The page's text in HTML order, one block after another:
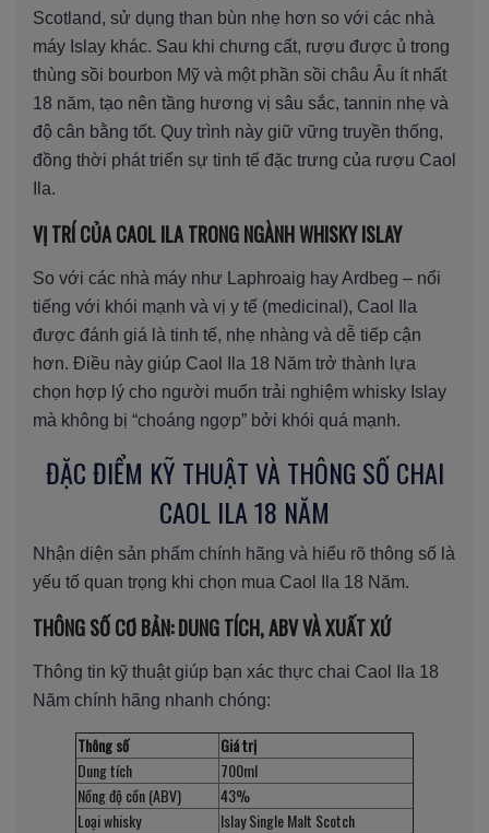
Scotland, sử dụng than bùn nhẹ hơn so với các nhà
máy Islay khác. Sau khi chưng cất, rượu được ủ trong
thùng sồi bourbon Mỹ và một phần sồi châu Âu ít nhất
18 năm, tạo nên tầng hương vị sâu sắc, tannin nhẹ và
độ cân bằng tốt. Quy trình này giữ vững truyền thống,
đồng thời phát triển sự tinh tế đặc trưng của rượu Caol
Ila.
VỊ TRÍ CỦA CAOL ILA TRONG NGÀNH WHISKY ISLAY
So với các nhà máy như Laphroaig hay Ardbeg – nổi
tiếng với khói mạnh và vị y tế (medicinal), Caol Ila
được đánh giá là tinh tế, nhẹ nhàng và dễ tiếp cận
hơn. Điều này giúp Caol Ila 18 Năm trở thành lựa
chọn hợp lý cho người muốn trải nghiệm whisky Islay
mà không bị “choáng ngợp” bởi khói quá mạnh.
ĐẶC ĐIỂM KỸ THUẬT VÀ THÔNG SỐ CHAI
CAOL ILA 18 NĂM
Nhận diện sản phẩm chính hãng và hiểu rõ thông số là
yếu tố quan trọng khi chọn mua Caol Ila 18 Năm.
THÔNG SỐ CƠ BẢN: DUNG TÍCH, ABV VÀ XUẤT XỨ
Thông tin kỹ thuật giúp bạn xác thực chai Caol Ila 18
Năm chính hãng nhanh chóng:
Thông số
Giá trị
Dung tích
700ml
Nồng độ cồn (ABV)
43%
Loại whisky
Islay Single Malt Scotch